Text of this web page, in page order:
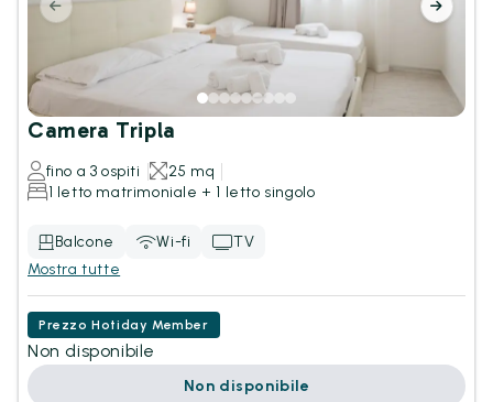
Camera Tripla
fino a 3 ospiti
25 mq
1 letto matrimoniale + 1 letto singolo
Balcone Wi-fi
TV
Mostra tutte
Prezzo Hotiday Member
Non disponibile
Non disponibile